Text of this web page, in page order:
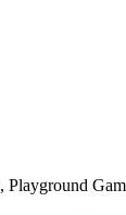
, Playground